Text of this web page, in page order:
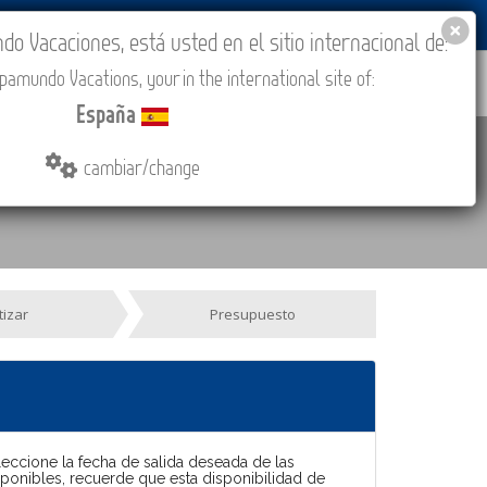
COMPRAR CONTACTO MÁS
Presupuesto
la fecha de salida deseada de las
recuerde que esta disponibilidad de
Vacaciones, está usted en el sitio internacional de:
Vacations, your in the international site of:
España
cambiar/change